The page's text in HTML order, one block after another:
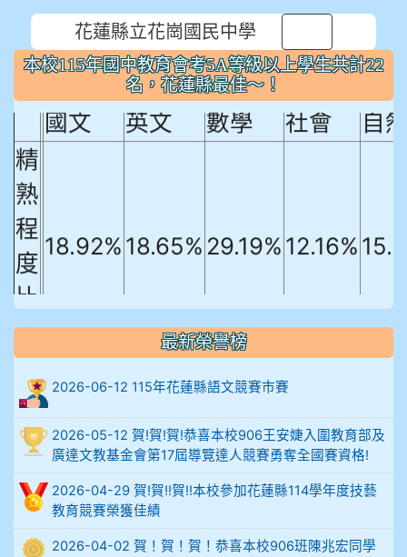
花蓮縣立花崗國民中學
本校115年國中教育會考5A等級以上學生共計22
名，花蓮縣最佳～！
本校115年國中教育會考5A等級以上
學生共計22名，花蓮縣最佳～！
國文
英文 數學 社會
自
精
熟
程
度
比
例
18.92% 18.65% 29.19% 12.16%
906陳兆宏 5A10+ 作文5
912余 嘉 5A10+
914謝佩臻 5A10+
902蘇奕愷
903陳品帆
最新榮譽榜
2026-06-12 115年花蓮縣語文競賽市賽
2026-05-12 賀!賀!賀!恭喜本校906王安婕入圍教育部及
廣達文教基金會第17屆導覽達人競賽勇奪全國賽資格!
2026-04-29 賀!賀!!賀!!本校參加花蓮縣114學年度技藝
教育競賽榮獲佳績
2026-04-02 賀！賀！賀！恭喜本校906班陳兆宏同學